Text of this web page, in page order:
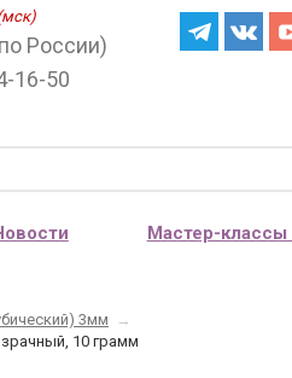
России)
16-50
Мастер-классы
3мм
→
10 грамм